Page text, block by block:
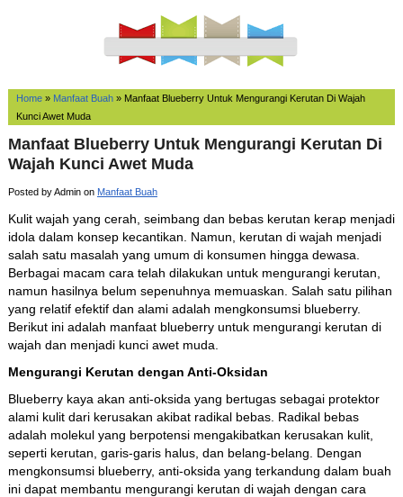
Home» Manfaat Buah» Manfaat Blueberry Untuk Mengurangi Kerutan Di Wajah
Kunci Awet Muda
Manfaat Blueberry Untuk Mengurangi Kerutan Di
Wajah Kunci Awet Muda
Posted by Admin on Manfaat Buah
Kulit wajah yang cerah, seimbang dan bebas kerutan kerap menjadi
idola dalam konsep kecantikan. Namun, kerutan di wajah menjadi
salah satu masalah yang umum di konsumen hingga dewasa.
Berbagai macam cara telah dilakukan untuk mengurangi kerutan,
namun hasilnya belum sepenuhnya memuaskan. Salah satu pilihan
yang relatif efektif dan alami adalah mengkonsumsi blueberry.
Berikut ini adalah manfaat blueberry untuk mengurangi kerutan di
wajah dan menjadi kunci awet muda.
Mengurangi Kerutan dengan Anti-Oksidan
Blueberry kaya akan anti-oksida yang bertugas sebagai protektor
alami kulit dari kerusakan akibat radikal bebas. Radikal bebas
adalah molekul yang berpotensi mengakibatkan kerusakan kulit,
seperti kerutan, garis-garis halus, dan belang-belang. Dengan
mengkonsumsi blueberry, anti-oksida yang terkandung dalam buah
ini dapat membantu mengurangi kerutan di wajah dengan cara